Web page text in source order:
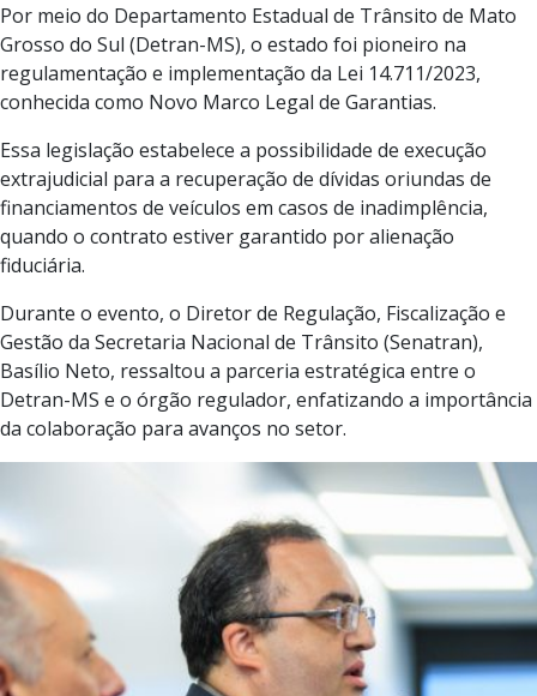
Por meio do Departamento Estadual de Trânsito de Mato
Grosso do Sul (Detran-MS), o estado foi pioneiro na
regulamentação e implementação da Lei 14.711/2023,
conhecida como Novo Marco Legal de Garantias.
Essa legislação estabelece a possibilidade de execução
extrajudicial para a recuperação de dívidas oriundas de
financiamentos de veículos em casos de inadimplência,
quando o contrato estiver garantido por alienação
fiduciária.
Durante o evento, o Diretor de Regulação, Fiscalização e
Gestão da Secretaria Nacional de Trânsito (Senatran),
Basílio Neto, ressaltou a parceria estratégica entre o
Detran-MS e o órgão regulador, enfatizando a importância
da colaboração para avanços no setor.